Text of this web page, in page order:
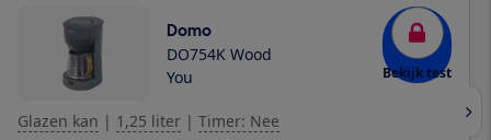
Domo
DO754K Wood
You
Bekijk test
Glazen kan | 1,25 liter | Timer: Nee